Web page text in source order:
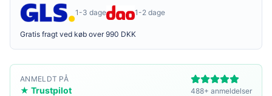
1-3 dage 1-2 dage
Gratis fragt ved køb over 990 DKK
ANMELDT PÅ
★ Trustpilot 488+ anmeldelser